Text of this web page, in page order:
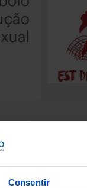
Consentir